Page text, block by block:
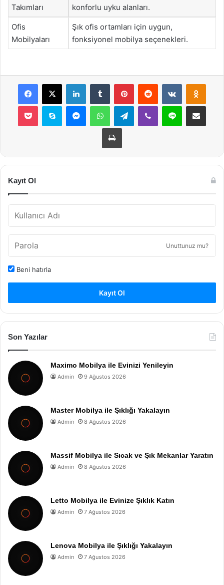
Takımları
konforlu uyku alanları.
Ofis
Mobilyaları
Şık ofis ortamları için uygun,
fonksiyonel mobilya seçenekleri.
Facebook
X LinkedInTumblr PinterestReddit VKontakte
Pocket Skype MessengerWhatsAppTelegramViber Line E-Posta ile
Yazdır
Kayıt Ol
Unuttunuz mu?
Beni hatırla
Kayıt Ol
Son Yazılar
Maximo Mobilya ile Evinizi Yenileyin
Admin 9 Ağustos 2026
Master Mobilya ile Şıklığı Yakalayın
Admin 8 Ağustos 2026
Massif Mobilya ile Sıcak ve Şık Mekanlar Yaratın
Admin 8 Ağustos 2026
Letto Mobilya ile Evinize Şıklık Katın
Admin 7 Ağustos 2026
Lenova Mobilya ile Şıklığı Yakalayın
Admin 7 Ağustos 2026